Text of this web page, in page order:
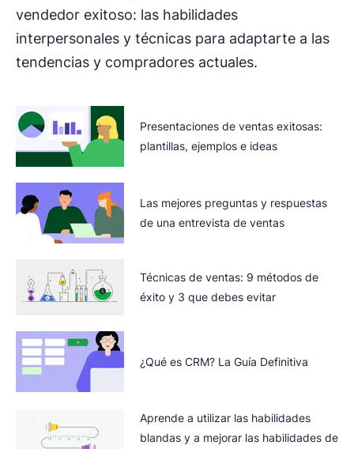
vendedor exitoso: las habilidades
interpersonales y técnicas para adaptarte a las
tendencias y compradores actuales.
Presentaciones de ventas exitosas:
plantillas, ejemplos e ideas
Las mejores preguntas y respuestas
de una entrevista de ventas
Técnicas de ventas: 9 métodos de
éxito y 3 que debes evitar
¿Qué es CRM? La Guía Definitiva
Aprende a utilizar las habilidades
blandas y a mejorar las habilidades de